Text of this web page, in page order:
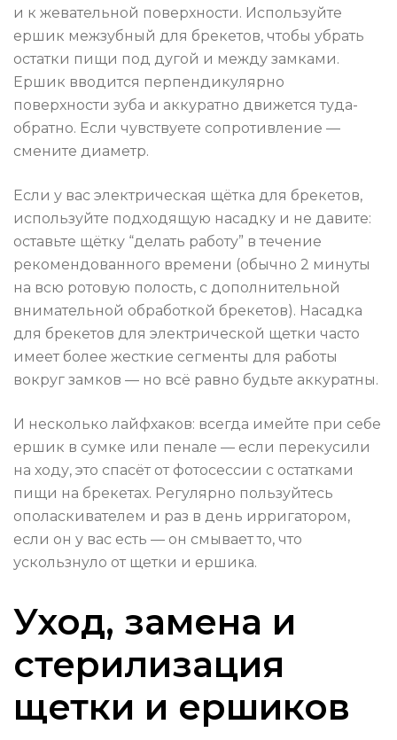
и к жевательной поверхности. Используйте
ершик межзубный для брекетов, чтобы убрать
остатки пищи под дугой и между замками.
Ершик вводится перпендикулярно
поверхности зуба и аккуратно движется туда-
обратно. Если чувствуете сопротивление —
смените диаметр.
Если у вас электрическая щётка для брекетов,
используйте подходящую насадку и не давите:
оставьте щётку “делать работу” в течение
рекомендованного времени (обычно 2 минуты
на всю ротовую полость, с дополнительной
внимательной обработкой брекетов). Насадка
для брекетов для электрической щетки часто
имеет более жесткие сегменты для работы
вокруг замков — но всё равно будьте аккуратны.
И несколько лайфхаков: всегда имейте при себе
ершик в сумке или пенале — если перекусили
на ходу, это спасёт от фотосессии с остатками
пищи на брекетах. Регулярно пользуйтесь
ополаскивателем и раз в день ирригатором,
если он у вас есть — он смывает то, что
ускользнуло от щетки и ершика.
Уход, замена и
стерилизация
щетки и ершиков